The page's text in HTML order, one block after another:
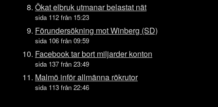
Ons 15 juli
Tis 14 juli
Mån 13 juli
Lör 11 juli
Fre 10 juli
Tors 9 juli
Ökat elbruk utmanar belastat nät
sida 112 från 15:23
Förundersökning mot Winberg (SD)
sida 106 från 09:59
Facebook tar bort miljarder konton
sida 137 från 23:49
Malmö inför allmänna rökrutor
sida 113 från 22:46